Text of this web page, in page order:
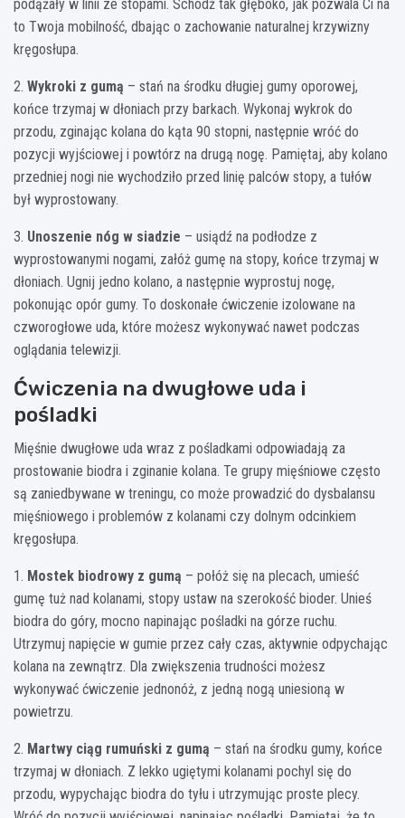
podążały w linii ze stopami. Schodź tak głęboko, jak pozwala Ci na
to Twoja mobilność, dbając o zachowanie naturalnej krzywizny
kręgosłupa.
2. Wykroki z gumą – stań na środku długiej gumy oporowej,
końce trzymaj w dłoniach przy barkach. Wykonaj wykrok do
przodu, zginając kolana do kąta 90 stopni, następnie wróć do
pozycji wyjściowej i powtórz na drugą nogę. Pamiętaj, aby kolano
przedniej nogi nie wychodziło przed linię palców stopy, a tułów
był wyprostowany.
3. Unoszenie nóg w siadzie – usiądź na podłodze z
wyprostowanymi nogami, załóż gumę na stopy, końce trzymaj w
dłoniach. Ugnij jedno kolano, a następnie wyprostuj nogę,
pokonując opór gumy. To doskonałe ćwiczenie izolowane na
czworogłowe uda, które możesz wykonywać nawet podczas
oglądania telewizji.
Ćwiczenia na dwugłowe uda i
pośladki
Mięśnie dwugłowe uda wraz z pośladkami odpowiadają za
prostowanie biodra i zginanie kolana. Te grupy mięśniowe często
są zaniedbywane w treningu, co może prowadzić do dysbalansu
mięśniowego i problemów z kolanami czy dolnym odcinkiem
kręgosłupa.
1. Mostek biodrowy z gumą – połóż się na plecach, umieść
gumę tuż nad kolanami, stopy ustaw na szerokość bioder. Unieś
biodra do góry, mocno napinając pośladki na górze ruchu.
Utrzymuj napięcie w gumie przez cały czas, aktywnie odpychając
kolana na zewnątrz. Dla zwiększenia trudności możesz
wykonywać ćwiczenie jednonóż, z jedną nogą uniesioną w
powietrzu.
2. Martwy ciąg rumuński z gumą – stań na środku gumy, końce
trzymaj w dłoniach. Z lekko ugiętymi kolanami pochyl się do
przodu, wypychając biodra do tyłu i utrzymując proste plecy.